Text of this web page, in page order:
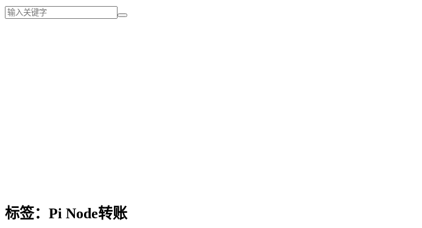
标签：Pi Node转账